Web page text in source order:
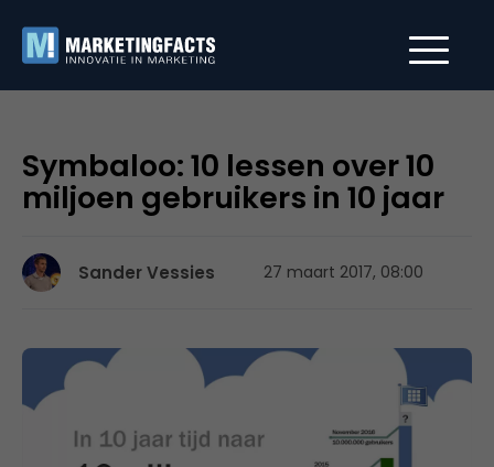
Symbaloo: 10 lessen over 10
miljoen gebruikers in 10 jaar
Sander Vessies 27 maart 2017, 08:00